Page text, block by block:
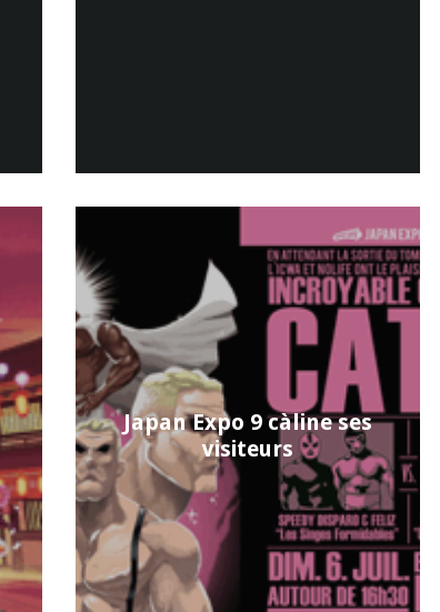
Japan Expo 9 càline ses
visiteurs